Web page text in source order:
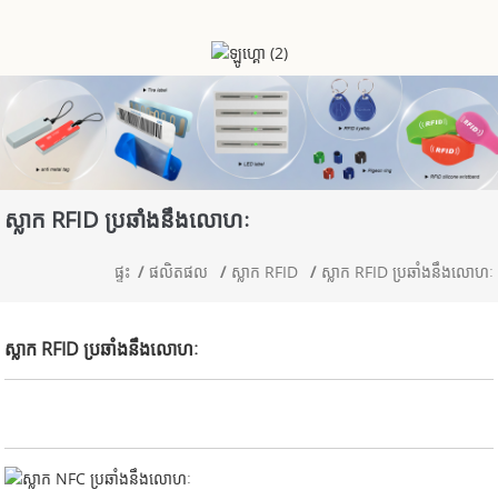
ស្លាក RFID ប្រឆាំងនឹងលោហៈ
ផ្ទះ ផលិតផល ស្លាក RFID ស្លាក RFID ប្រឆាំងនឹងលោហៈ
ស្លាក RFID ប្រឆាំងនឹងលោហៈ